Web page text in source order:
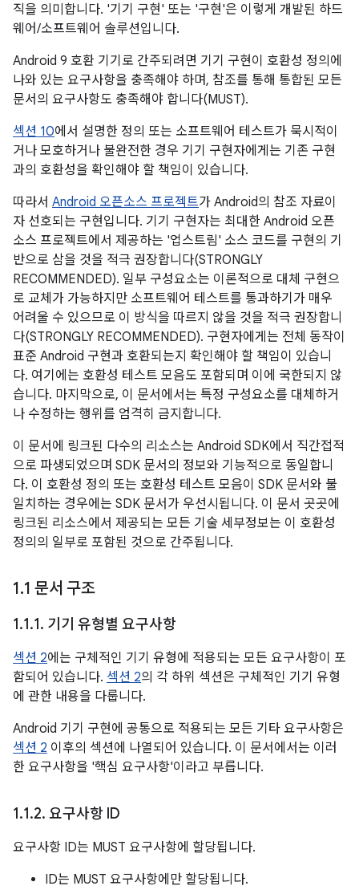
직을 의미합니다. '기기 구현' 또는 '구현'은 이렇게 개발된 하드
웨어/소프트웨어 솔루션입니다.
Android 9 호환 기기로 간주되려면 기기 구현이 호환성 정의에
나와 있는 요구사항을 충족해야 하며, 참조를 통해 통합된 모든
문서의 요구사항도 충족해야 합니다(MUST).
섹션 10에서 설명한 정의 또는 소프트웨어 테스트가 묵시적이
거나 모호하거나 불완전한 경우 기기 구현자에게는 기존 구현
과의 호환성을 확인해야 할 책임이 있습니다.
따라서 Android 오픈소스 프로젝트가 Android의 참조 자료이
자 선호되는 구현입니다. 기기 구현자는 최대한 Android 오픈
소스 프로젝트에서 제공하는 '업스트림' 소스 코드를 구현의 기
반으로 삼을 것을 적극 권장합니다(STRONGLY
RECOMMENDED). 일부 구성요소는 이론적으로 대체 구현으
로 교체가 가능하지만 소프트웨어 테스트를 통과하기가 매우
어려울 수 있으므로 이 방식을 따르지 않을 것을 적극 권장합니
다(STRONGLY RECOMMENDED). 구현자에게는 전체 동작이
표준 Android 구현과 호환되는지 확인해야 할 책임이 있습니
다. 여기에는 호환성 테스트 모음도 포함되며 이에 국한되지 않
습니다. 마지막으로, 이 문서에서는 특정 구성요소를 대체하거
나 수정하는 행위를 엄격히 금지합니다.
이 문서에 링크된 다수의 리소스는 Android SDK에서 직간접적
으로 파생되었으며 SDK 문서의 정보와 기능적으로 동일합니
다. 이 호환성 정의 또는 호환성 테스트 모음이 SDK 문서와 불
일치하는 경우에는 SDK 문서가 우선시됩니다. 이 문서 곳곳에
링크된 리소스에서 제공되는 모든 기술 세부정보는 이 호환성
정의의 일부로 포함된 것으로 간주됩니다.
1.1 문서 구조
1.1.1. 기기 유형별 요구사항
섹션 2에는 구체적인 기기 유형에 적용되는 모든 요구사항이 포
함되어 있습니다. 섹션 2의 각 하위 섹션은 구체적인 기기 유형
에 관한 내용을 다룹니다.
Android 기기 구현에 공통으로 적용되는 모든 기타 요구사항은
섹션 2 이후의 섹션에 나열되어 있습니다. 이 문서에서는 이러
한 요구사항을 '핵심 요구사항'이라고 부릅니다.
1.1.2. 요구사항 ID
요구사항 ID는 MUST 요구사항에 할당됩니다.
ID는 MUST 요구사항에만 할당됩니다.